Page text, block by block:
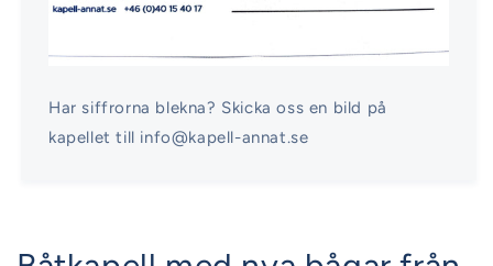
Har siffrorna blekna? Skicka oss en bild på
kapellet till info@kapell-annat.se